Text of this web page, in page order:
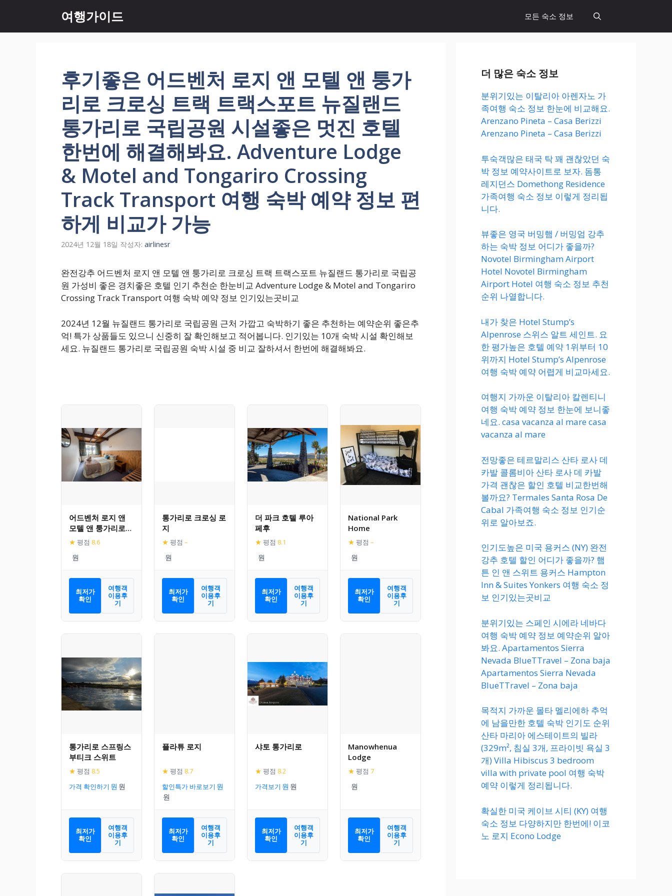
츠
여행가이드 모든 숙소 정보
후기좋은 어드벤처 로지 앤 모텔 앤 퉁가
리로 크로싱 트랙 트랙스포트 뉴질랜드
통가리로 국립공원 시설좋은 멋진 호텔
한번에 해결해봐요. Adventure Lodge
& Motel and Tongariro Crossing
Track Transport 여행 숙박 예약 정보 편
하게 비교가 가능
2024년 12월 18일 작성자: airlinesr
완전강추 어드벤처 로지 앤 모텔 앤 퉁가리로 크로싱 트랙 트랙스포트 뉴질랜드 통가리로 국립공
원 가성비 좋은 경치좋은 호텔 인기 추천순 한눈비교 Adventure Lodge & Motel and Tongariro
Crossing Track Transport 여행 숙박 예약 정보 인기있는곳비교
2024년 12월 뉴질랜드 통가리로 국립공원 근처 가깝고 숙박하기 좋은 추천하는 예약순위 좋은추
억! 특가 상품들도 있으니 신중히 잘 확인해보고 적어봅니다. 인기있는 10개 숙박 시설 확인해보
세요. 뉴질랜드 통가리로 국립공원 숙박 시설 중 비교 잘하셔서 한번에 해결해봐요.
어드벤처 로지 앤
모텔 앤 퉁가리로
크로싱 트랙 트랙스
포트
★ 평점 8.6
최저가
확인
여행객
이용후
기
통가리로 크로싱 로
지
★ 평점 –
최저가
확인
여행객
이용후
기
더 파크 호텔 루아
페후
★ 평점 8.1
최저가
확인
여행객
이용후
기
National Park
Home
★ 평점 –
최저가
확인
여행객
이용후
기
통가리로 스프링스
부티크 스위트
★ 평점 8.5
가격 확인하기
최저가
확인
여행객
이용후
기
플라튜 로지
★ 평점 8.7
할인특가 바로보기
최저가
확인
여행객
이용후
기
샤토 통가리로
★ 평점 8.2
가격보기
최저가
확인
여행객
이용후
기
Manowhenua
Lodge
★ 평점 7
최저가
확인
여행객
이용후
기
더 많은 숙소 정보
분위기있는 이탈리아 아렌자노 가
족여행 숙소 정보 한눈에 비교해요.
Arenzano Pineta – Casa Berizzi
Arenzano Pineta – Casa Berizzi
투숙객많은 태국 탁 꽤 괜찮았던 숙
박 정보 예약사이트로 보자. 돔통
레지던스 Domethong Residence
가족여행 숙소 정보 이렇게 정리됩
니다.
뷰좋은 영국 버밍햄 / 버밍엄 강추
하는 숙박 정보 어디가 좋을까?
Novotel Birmingham Airport
Hotel Novotel Birmingham
Airport Hotel 여행 숙소 정보 추천
순위 나열합니다.
내가 찾은 Hotel Stump’s
Alpenrose 스위스 알트 세인트. 요
한 평가높은 호텔 예약 1위부터 10
위까지 Hotel Stump’s Alpenrose
여행 숙박 예약 어렵게 비교마세요.
여행지 가까운 이탈리아 칼렌티니
여행 숙박 예약 정보 한눈에 보니좋
네요. casa vacanza al mare casa
vacanza al mare
전망좋은 테르말리스 산타 로사 데
카발 콜롬비아 산타 로사 데 카발
가격 괜찮은 할인 호텔 비교한번해
볼까요? Termales Santa Rosa De
Cabal 가족여행 숙소 정보 인기순
위로 알아보죠.
인기도높은 미국 용커스 (NY) 완전
강추 호텔 할인 어디가 좋을까? 햄
튼 인 앤 스위트 용커스 Hampton
Inn & Suites Yonkers 여행 숙소 정
보 인기있는곳비교
분위기있는 스페인 시에라 네바다
여행 숙박 예약 정보 예약순위 알아
봐요. Apartamentos Sierra
Nevada BlueTTravel – Zona baja
Apartamentos Sierra Nevada
BlueTTravel – Zona baja
목적지 가까운 몰타 멜리에하 추억
에 남을만한 호텔 숙박 인기도 순위
산타 마리아 에스테이트의 빌라
(329m², 침실 3개, 프라이빗 욕실 3
개) Villa Hibiscus 3 bedroom
villa with private pool 여행 숙박
예약 이렇게 정리됩니다.
확실한 미국 케이브 시티 (KY) 여행
숙소 정보 다양하지만 한번에! 이코
노 로지 Econo Lodge